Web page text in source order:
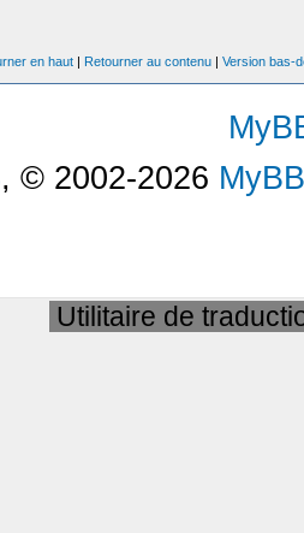
en haut | Retourner au contenu |Version bas-
, © 2002-2026
Utilitaire de